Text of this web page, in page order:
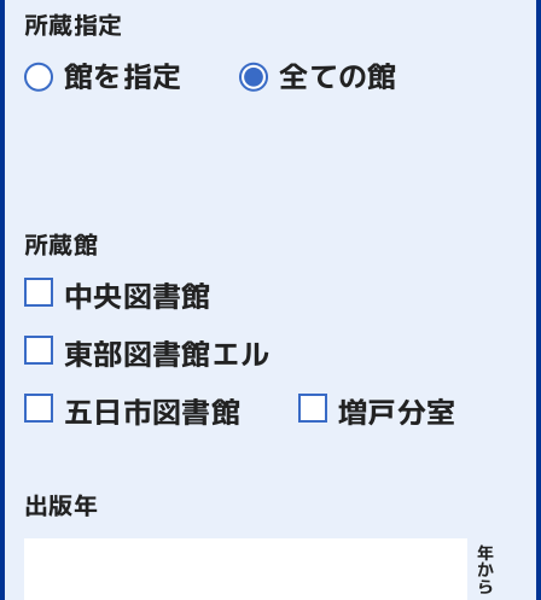
所蔵指定
館を指定 全ての館
所蔵館
中央図書館
東部図書館エル
五日市図書館
増戸分室
出版年
年
か
ら